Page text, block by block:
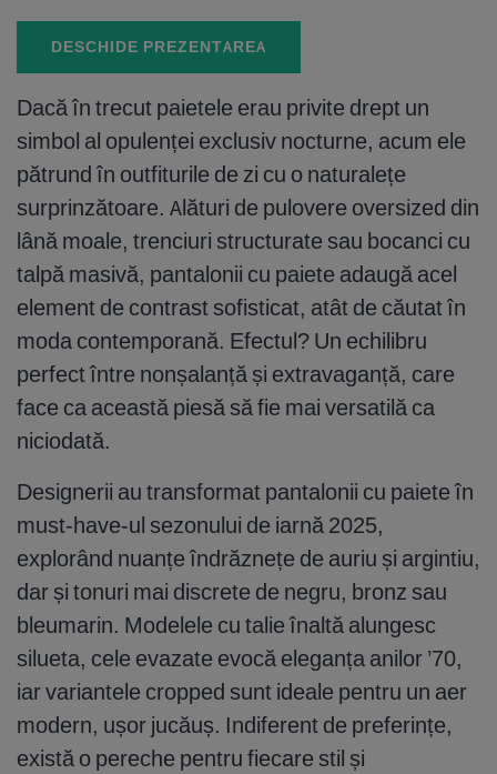
DESCHIDE PREZENTAREA
Dacă în trecut paietele erau privite drept un
simbol al opulenței exclusiv nocturne, acum ele
pătrund în outfiturile de zi cu o naturalețe
surprinzătoare. Alături de pulovere oversized din
lână moale, trenciuri structurate sau bocanci cu
talpă masivă, pantalonii cu paiete adaugă acel
element de contrast sofisticat, atât de căutat în
moda contemporană. Efectul? Un echilibru
perfect între nonșalanță și extravaganță, care
face ca această piesă să fie mai versatilă ca
niciodată.
Designerii au transformat pantalonii cu paiete în
must-have-ul sezonului de iarnă 2025,
explorând nuanțe îndrăznețe de auriu și argintiu,
dar și tonuri mai discrete de negru, bronz sau
bleumarin. Modelele cu talie înaltă alungesc
silueta, cele evazate evocă eleganța anilor ’70,
iar variantele cropped sunt ideale pentru un aer
modern, ușor jucăuș. Indiferent de preferințe,
există o pereche pentru fiecare stil și